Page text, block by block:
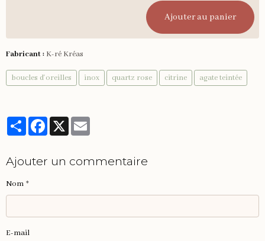
Ajouter au panier
Fabricant : K-ré Kréas
boucles d'oreilles inox quartz rose citrine agate teintée
PartagerFacebook
X
Ajouter un commentaire
Nom
E-mail